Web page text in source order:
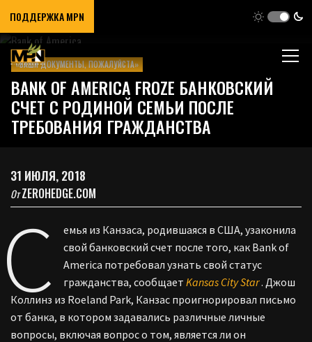
ПОДДЕРЖКА MPN
«ВАШИ ДОКУМЕНТЫ, ПОЖАЛУЙСТА»
BANK OF AMERICA FROZE БАНКОВСКИЙ
СЧЕТ С РОДИНОЙ СЕМЬИ ПОСЛЕ
ТРЕБОВАНИЯ ГРАЖДАНСТВА
31 ИЮЛЯ, 2018
ОтZEROHEDGE.COM
С
емья из Канзаса, родившаяся в США, узаконила
свой банковский счет после того, как Bank of
America потребовал узнать свой статус
гражданства, сообщаетKansas City Star. Джош
Коллинз из Roeland Park, Канзас проигнорировал письмо
от банка, в котором задавались различные личные
вопросы, включая вопрос о том, является ли он